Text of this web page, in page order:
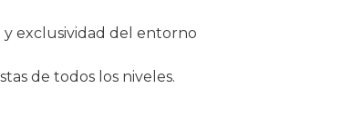
y exclusividad del entorno
de todos los niveles.